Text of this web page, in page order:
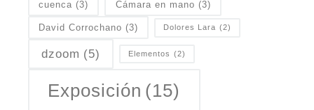
cuenca (3) Cámara en mano (3)
David Corrochano (3) Dolores Lara (2)
dzoom (5) Elementos (2)
Exposición (15)